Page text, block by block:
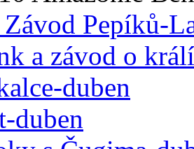
Pepíků-
a závod o
duben
duben